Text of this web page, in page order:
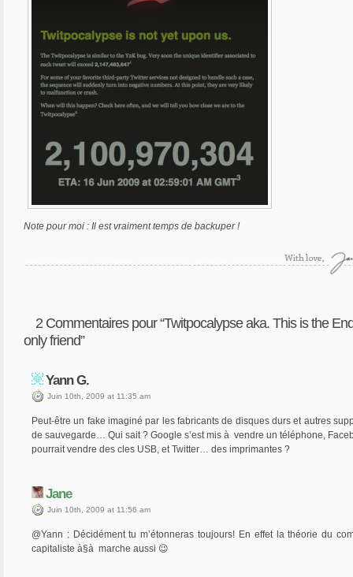
Note pour moi : Il est vraiment temps de backuper !
2 Commentaires pour “Twitpocalypse aka. This is the
only friend”
Yann G.
Juin 10th, 2009 at 11:35 am
Peut-être un fake imaginé par les fabricants de disques durs et autres
de sauvegarde… Qui sait ? Google s’est mis à vendre un téléphone,
pourrait vendre des cles USB, et Twitter… des imprimantes ?
Jane
Juin 10th, 2009 at 11:56 am
@Yann : Décidément tu m’étonneras toujours! En effet la théorie du
capitaliste à§à marche aussi 😉